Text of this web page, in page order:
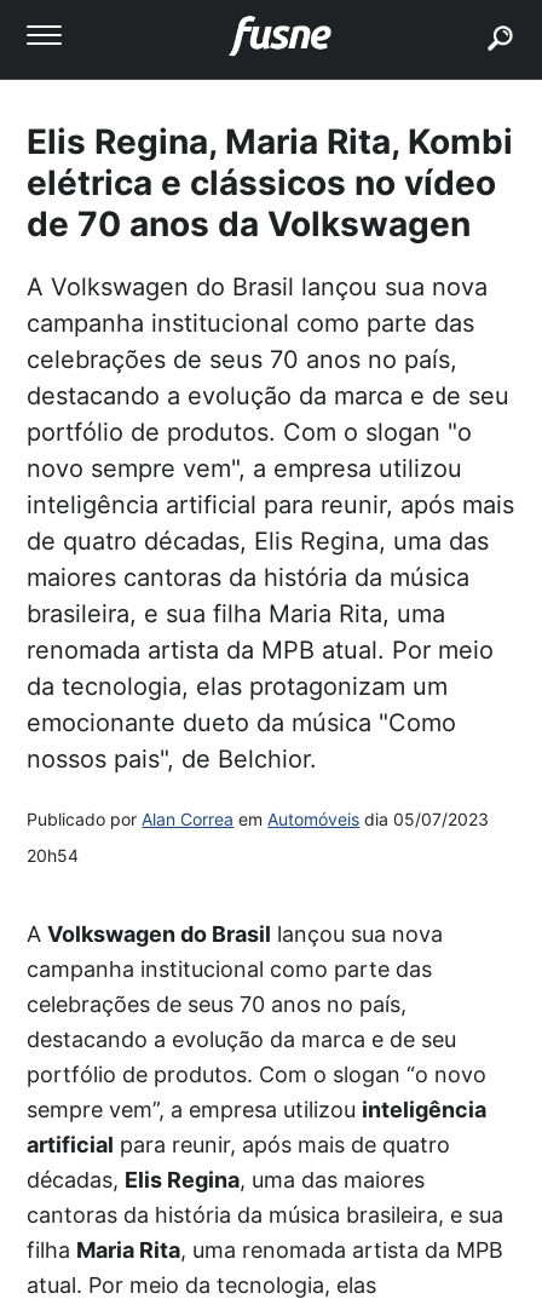
Elis Regina, Maria Rita, Kombi
elétrica e clássicos no vídeo
de 70 anos da Volkswagen
A Volkswagen do Brasil lançou sua nova
campanha institucional como parte das
celebrações de seus 70 anos no país,
destacando a evolução da marca e de seu
portfólio de produtos. Com o slogan "o
novo sempre vem", a empresa utilizou
inteligência artificial para reunir, após mais
de quatro décadas, Elis Regina, uma das
maiores cantoras da história da música
brasileira, e sua filha Maria Rita, uma
renomada artista da MPB atual. Por meio
da tecnologia, elas protagonizam um
emocionante dueto da música "Como
nossos pais", de Belchior.
Publicado porAlan Correa emAutomóveis dia05/07/2023
20h54
AVolkswagen do Brasil lançou sua nova
campanha institucional como parte das
celebrações de seus 70 anos no país,
destacando a evolução da marca e de seu
portfólio de produtos. Com o slogan “o novo
sempre vem”, a empresa utilizou inteligência
artificial para reunir, após mais de quatro
décadas, Elis Regina, uma das maiores
cantoras da história da música brasileira, e sua
filha Maria Rita, uma renomada artista da MPB
atual. Por meio da tecnologia, elas